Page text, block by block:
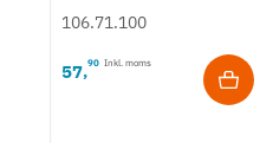
Børstet guldfarvet
106.71.100
57,90 Inkl. moms